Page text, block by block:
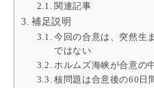
関連記事
補足説明
今回の合意は、突然生
ではない
ホルムズ海峡が合意の
核問題は合意後の60日